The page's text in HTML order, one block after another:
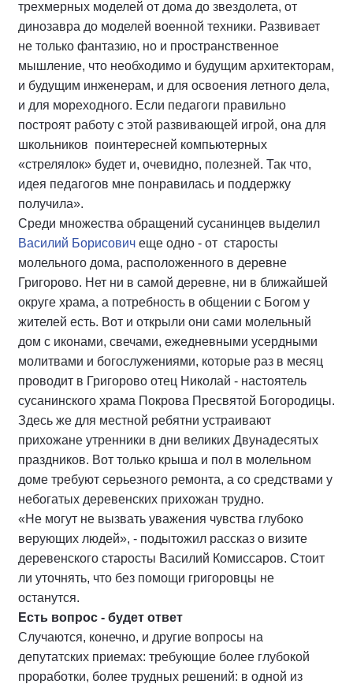
трехмерных моделей от дома до звездолета, от
динозавра до моделей военной техники. Развивает
не только фантазию, но и пространственное
мышление, что необходимо и будущим архитекторам,
и будущим инженерам, и для освоения летного дела,
и для мореходного. Если педагоги правильно
построят работу с этой развивающей игрой, она для
школьников поинтересней компьютерных
«стрелялок» будет и, очевидно, полезней. Так что,
идея педагогов мне понравилась и поддержку
получила».
Среди множества обращений сусанинцев выделил
Василий Борисович еще одно - от старосты
молельного дома, расположенного в деревне
Григорово. Нет ни в самой деревне, ни в ближайшей
округе храма, а потребность в общении с Богом у
жителей есть. Вот и открыли они сами молельный
дом с иконами, свечами, ежедневными усердными
молитвами и богослужениями, которые раз в месяц
проводит в Григорово отец Николай - настоятель
сусанинского храма Покрова Пресвятой Богородицы.
Здесь же для местной ребятни устраивают
прихожане утренники в дни великих Двунадесятых
праздников. Вот только крыша и пол в молельном
доме требуют серьезного ремонта, а со средствами у
небогатых деревенских прихожан трудно.
«Не могут не вызвать уважения чувства глубоко
верующих людей», - подытожил рассказ о визите
деревенского старосты Василий Комиссаров. Стоит
ли уточнять, что без помощи григоровцы не
останутся.
Есть вопрос - будет ответ
Случаются, конечно, и другие вопросы на
депутатских приемах: требующие более глубокой
проработки, более трудных решений: в одной из